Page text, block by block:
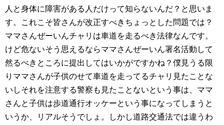
人と身体に障害がある人だけって知らないんだ？と思いま
す。これこそ皆さんが改正すべきちょっとした問題では？
ママさんぜーいんチャリは車道を走るべき法律なんです。
けど危ないそう思えるならママさんぜーいん署名活動して
然るべきところに提出してはいかがですかね？僕見うる限
りママさんが子供のせて車道を走ってるチャリ見たことな
いしそれを注意する警察も見たことないという事は、ママ
さんと子供は歩道通行オッケーという事になってしまうと
いうか、リアルそうでしょ。しかし道路交通法では違うわ